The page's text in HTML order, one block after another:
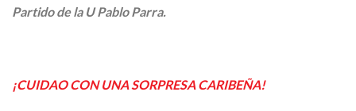
Partido de la U Pablo Parra.
¡CUIDAO CON UNA SORPRESA CARIBEÑA!